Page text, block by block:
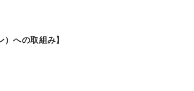
への取組み】